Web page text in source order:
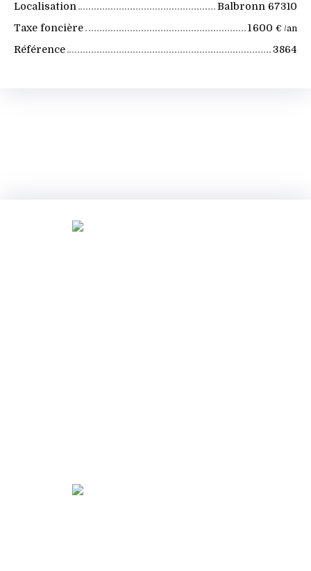
Localisation
Balbronn 67310
Taxe foncière
1 600 € /an
Référence 3864